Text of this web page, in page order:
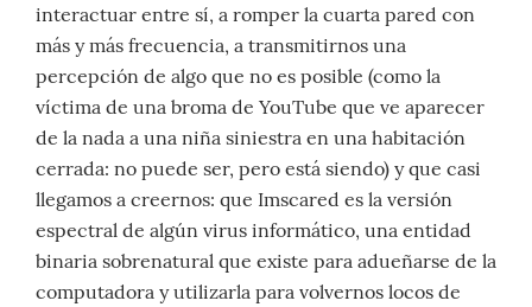
interactuar entre sí, a romper la cuarta pared con
más y más frecuencia, a transmitirnos una
percepción de algo que no es posible (como la
víctima de una broma de YouTube que ve aparecer
de la nada a una niña siniestra en una habitación
cerrada: no puede ser, pero está siendo) y que casi
llegamos a creernos: que Imscared es la versión
espectral de algún virus informático, una entidad
binaria sobrenatural que existe para adueñarse de la
computadora y utilizarla para volvernos locos de